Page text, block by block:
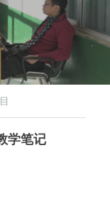
学笔记